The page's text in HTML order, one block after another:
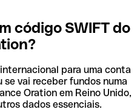
código SWIFT do
para uma conta
se vai receber fundos numa
Oration em Reino Unido,
dados essenciais.